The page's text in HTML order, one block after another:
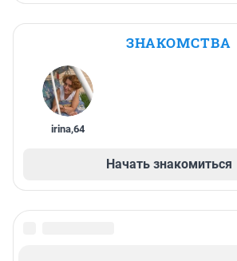
ЗНАКОМСТВА
irina,64
Начать знакомиться